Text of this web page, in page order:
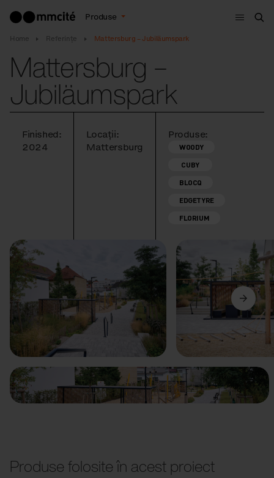
Produse
Meniu
Home Referințe Mattersburg – Jubiläumspark
Mattersburg –
Jubiläumspark
Finished:
2024
Locații:
Mattersburg
Produse:
WOODY
CUBY
BLOCQ
EDGETYRE
FLORIUM
Anterior Următorul
Produse folosite în acest proiect